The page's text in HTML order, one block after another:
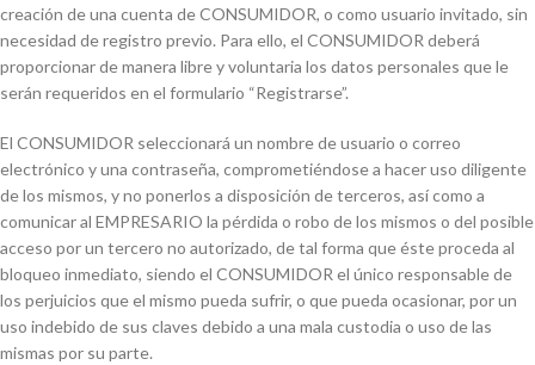
creación de una cuenta de CONSUMIDOR, o como usuario invitado, sin
necesidad de registro previo. Para ello, el CONSUMIDOR deberá
proporcionar de manera libre y voluntaria los datos personales que le
serán requeridos en el formulario “Registrarse”.
El CONSUMIDOR seleccionará un nombre de usuario o correo
electrónico y una contraseña, comprometiéndose a hacer uso diligente
de los mismos, y no ponerlos a disposición de terceros, así como a
comunicar al EMPRESARIO la pérdida o robo de los mismos o del posible
acceso por un tercero no autorizado, de tal forma que éste proceda al
bloqueo inmediato, siendo el CONSUMIDOR el único responsable de
los perjuicios que el mismo pueda sufrir, o que pueda ocasionar, por un
uso indebido de sus claves debido a una mala custodia o uso de las
mismas por su parte.